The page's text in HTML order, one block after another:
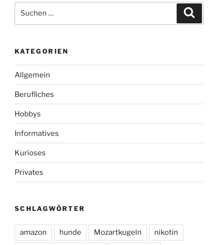
verschwunden“
nach:
KATEGORIEN
Allgemein
Berufliches
Hobbys
Informatives
Kurioses
Privates
SCHLAGWÖRTER
amazon hunde Mozartkugeln nikotin